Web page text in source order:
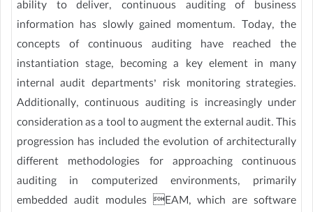
ability to deliver, continuous auditing of business
information has slowly gained momentum. Today, the
concepts of continuous auditing have reached the
instantiation stage, becoming a key element in many
internal audit departments’ risk monitoring strategies.
Additionally, continuous auditing is increasingly under
consideration as a tool to augment the external audit. This
progression has included the evolution of architecturally
different methodologies for approaching continuous
auditing in computerized environments, primarily
embedded audit modules EAM, which are software